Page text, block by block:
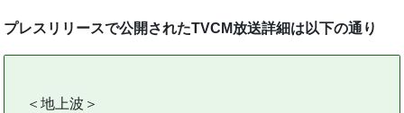
プレスリリースで公開されたTVCM放送詳細は以下の通り
＜地上波＞